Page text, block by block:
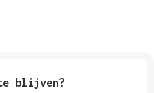
blijven?